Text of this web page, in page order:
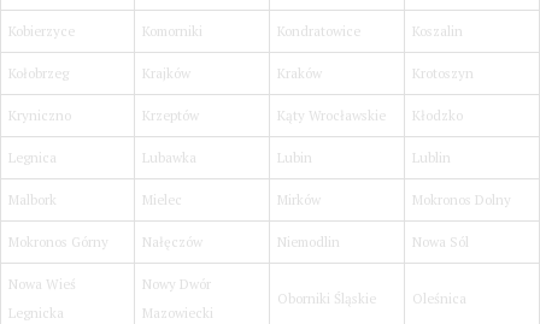
Kobierzyce Komorniki Kondratowice Koszalin
Kołobrzeg Krajków Kraków Krotoszyn
Kryniczno Krzeptów Kąty Wrocławskie Kłodzko
Legnica Lubawka Lubin Lublin
Malbork Mielec Mirków Mokronos Dolny
Mokronos Górny Nałęczów Niemodlin Nowa Sól
Nowa Wieś
Legnicka
Nowy Dwór
Mazowiecki
Oborniki Śląskie Oleśnica